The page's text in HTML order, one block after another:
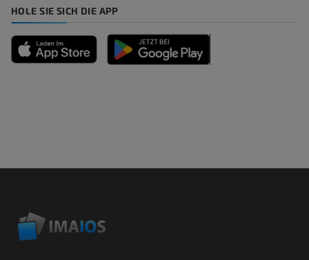
HOLE SIE SICH DIE APP